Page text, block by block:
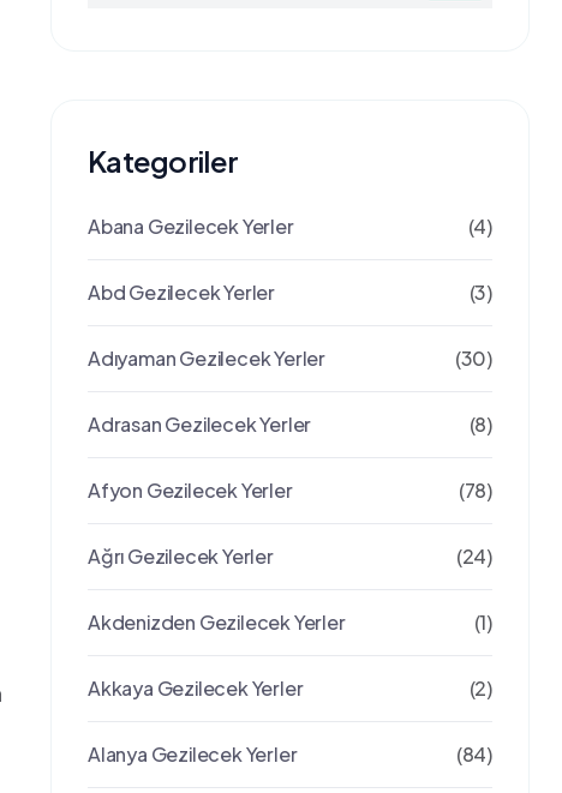
Kategoriler
Abana Gezilecek Yerler (4)
Abd Gezilecek Yerler (3)
Adıyaman Gezilecek Yerler (30)
Adrasan Gezilecek Yerler (8)
Afyon Gezilecek Yerler (78)
Ağrı Gezilecek Yerler (24)
Akdenizden Gezilecek Yerler (1)
Akkaya Gezilecek Yerler (2)
Alanya Gezilecek Yerler (84)